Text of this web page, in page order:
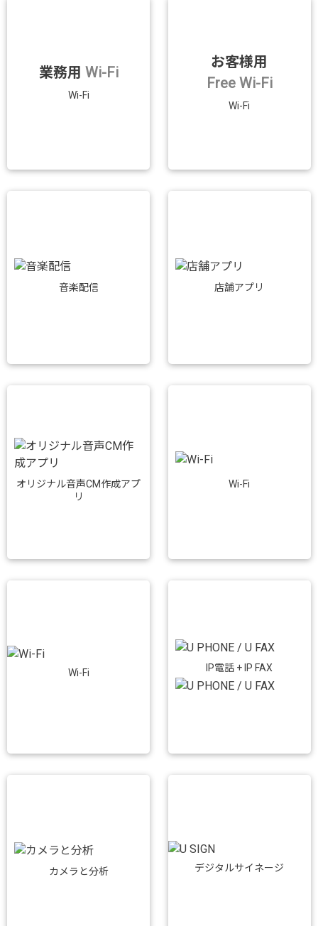
業務用 Wi-Fi
Wi-Fi
お客様用
Free Wi-Fi
Wi-Fi
音楽配信 店舗アプリ
オリジナル音声CM作成アプ
リ
Wi-Fi
Wi-Fi IP電話 + IP FAX
カメラと分析 デジタルサイネージ